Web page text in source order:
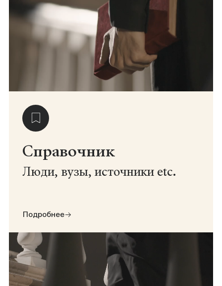
Справочник
Люди, вузы, источники etc.
Подробнее